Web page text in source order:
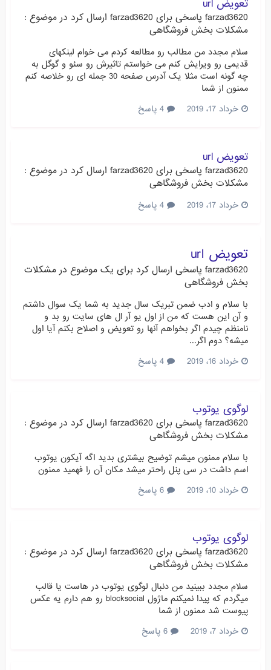
تعویض url
farzad3620 پاسخی برای farzad3620 ارسال کرد در موضوع :
مشکلات بخش فروشگاهی
سلام مجدد من مطالب رو مطالعه کردم می خوام لینکهای
قدیمی رو ویرایش کنم می خواستم تاثیرش رو سئو و گوگل به
چه گونه است مثلا یک آدرس صفحه 30 جمله ای رو خلاصه کنم
ممنون از شما
خرداد 17، 2019
تعویض url
farzad3620 پاسخی برای farzad3620 ارسال کرد در موضوع :
مشکلات بخش فروشگاهی
خرداد 17، 2019
تعویض url
farzad3620 پاسخی ارسال کرد برای یک موضوع در مشکلات
بخش فروشگاهی
با سلام و ادب ضمن تبریک سال جدید به شما یک سوال داشتم
و آن این هست که من از اول یو آر ال های سایت رو بد و
نامنظم چیدم اگر بخواهم آنها رو تعویض و اصلاح بکنم آیا اول
میشه؟ دوم اگر...
خرداد 16، 2019
لوگوی یوتوب
farzad3620 پاسخی برای farzad3620 ارسال کرد در موضوع :
مشکلات بخش فروشگاهی
با سلام ممنون میشم توضیح بیشتری بدید اگه آیکون یوتوب
اسم داشت در سی پنل راحتر میشد مکان آن را فهمید ممنون
خرداد 10، 2019
لوگوی یوتوب
farzad3620 پاسخی برای farzad3620 ارسال کرد در موضوع :
مشکلات بخش فروشگاهی
سلام مجدد ببینید من دنبال لوگوی یوتوب در هاست یا قالب
میگردم که پیدا نمیکنم ماژول blocksocial رو هم دارم یه عکس
پیوست شد ممنون از شما
خرداد 7، 2019